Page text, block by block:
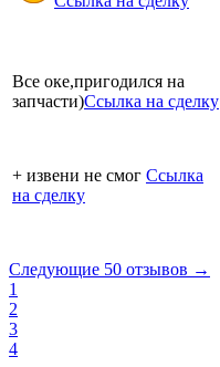
Все оке,пригодился на
запчасти)Ссылка на сделку
+ извени не смог Ссылка
на сделку
Следующие 50 отзывов →
1
2
3
4